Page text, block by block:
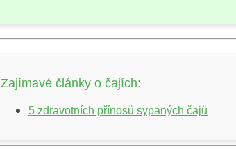
Zajímavé články o čajích:
5 zdravotních přínosů sypaných čajů